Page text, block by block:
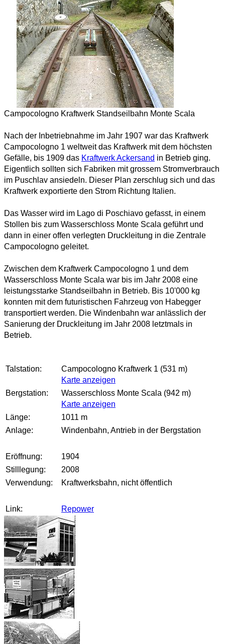
Campocologno Kraftwerk Standseilbahn Monte Scala
Nach der Inbetriebnahme im Jahr 1907 war das Kraftwerk
Campocologno 1 weltweit das Kraftwerk mit dem höchsten
Gefälle, bis 1909 das Kraftwerk Ackersand in Betrieb ging.
Eigentlich sollten sich Fabriken mit grossem Stromverbrauch
im Puschlav ansiedeln. Dieser Plan zerschlug sich und das
Kraftwerk exportierte den Strom Richtung Italien.
Das Wasser wird im Lago di Poschiavo gefasst, in einem
Stollen bis zum Wasserschloss Monte Scala geführt und
dann in einer offen verlegten Druckleitung in die Zentrale
Campocologno geleitet.
Zwischen dem Kraftwerk Campocologno 1 und dem
Wasserschloss Monte Scala war bis im Jahr 2008 eine
leistungsstarke Standseilbahn in Betrieb. Bis 10'000 kg
konnten mit dem futuristischen Fahrzeug von Habegger
transportiert werden. Die Windenbahn war anlässlich der
Sanierung der Druckleitung im Jahr 2008 letztmals in
Betrieb.
Talstation:
Campocologno Kraftwerk 1 (531 m)
Karte anzeigen
Bergstation:
Wasserschloss Monte Scala (942 m)
Karte anzeigen
Länge:
1011 m
Anlage:
Windenbahn, Antrieb in der Bergstation
Eröffnung:
1904
Stilllegung:
2008
Verwendung:
Kraftwerksbahn, nicht öffentlich
Link: Repower